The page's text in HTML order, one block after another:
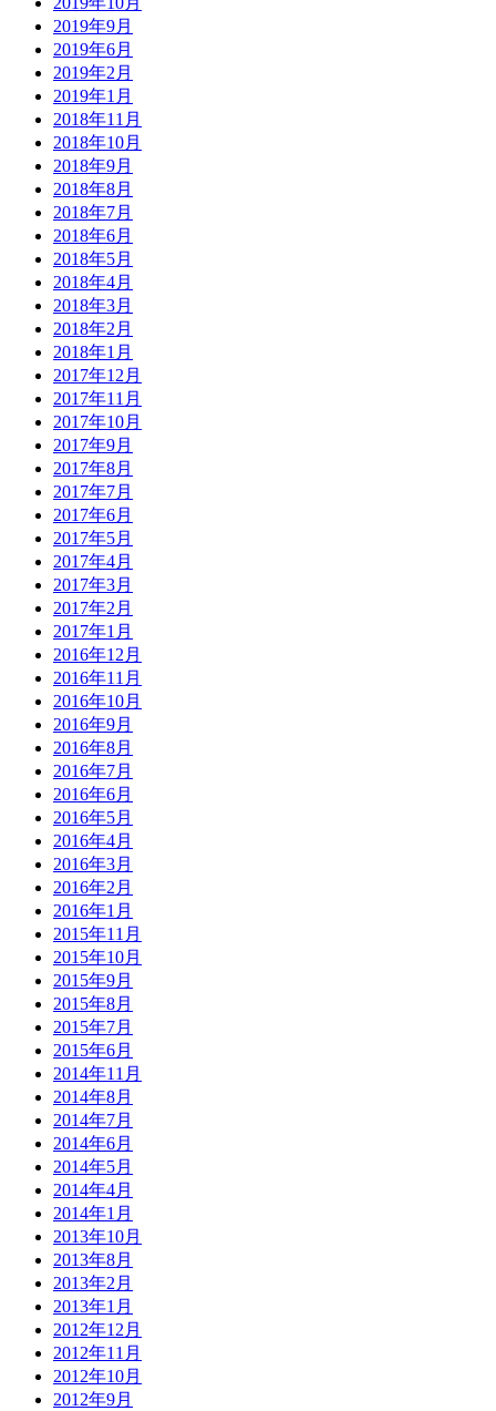
2019年9月
2019年6月
2019年2月
2019年1月
2018年11月
2018年10月
2018年9月
2018年8月
2018年7月
2018年6月
2018年5月
2018年4月
2018年3月
2018年2月
2018年1月
2017年12月
2017年11月
2017年10月
2017年9月
2017年8月
2017年7月
2017年6月
2017年5月
2017年4月
2017年3月
2017年2月
2017年1月
2016年12月
2016年11月
2016年10月
2016年9月
2016年8月
2016年7月
2016年6月
2016年5月
2016年4月
2016年3月
2016年2月
2016年1月
2015年11月
2015年10月
2015年9月
2015年8月
2015年7月
2015年6月
2014年11月
2014年8月
2014年7月
2014年6月
2014年5月
2014年4月
2014年1月
2013年10月
2013年8月
2013年2月
2013年1月
2012年12月
2012年11月
2012年10月
2012年9月